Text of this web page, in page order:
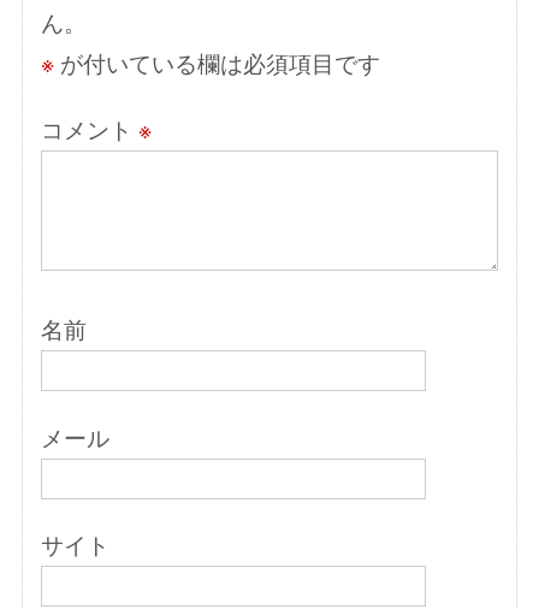
ンん。
※が付いている欄は必須項目です
コメント ※
名前
メール
サイト